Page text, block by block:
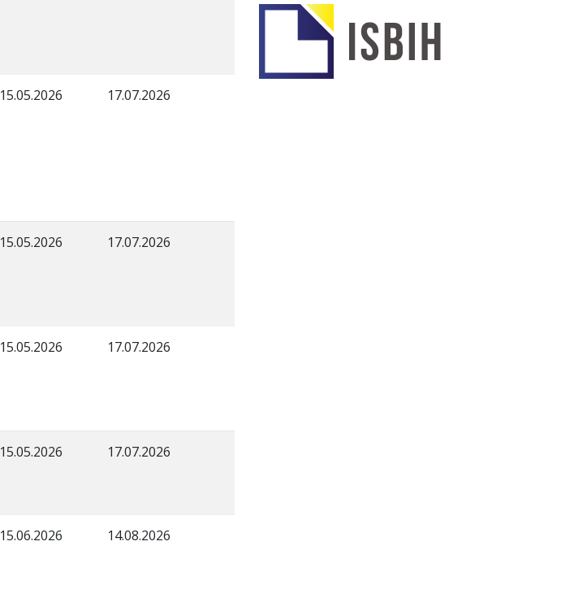
15.05.2026 17.07.2026
15.05.2026 17.07.2026
15.05.2026 17.07.2026
15.05.2026 17.07.2026
15.06.2026 14.08.2026